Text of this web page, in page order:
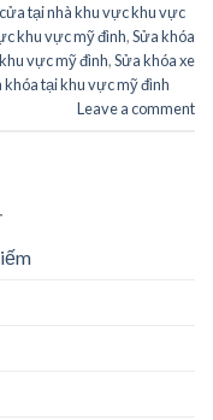
tại nhà khu vực khu vực
khu vực mỹ đình,Sửa khóa
vực mỹ đình,Sửa khóa xe
tại khu vực mỹ đình
Leave a comment